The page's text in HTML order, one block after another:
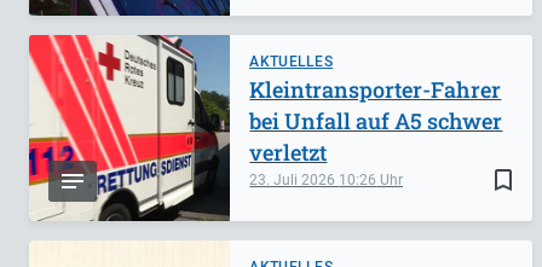
AKTUELLES
bookmark_border
23. Juli 2026 10:26
Kleintransporter-Fahrer
bei Unfall auf A5 schwer
verletzt